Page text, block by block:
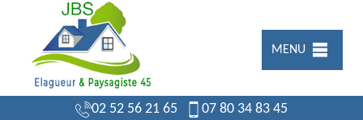
MENU
02 52 56 21 65 07 80 34 83 45